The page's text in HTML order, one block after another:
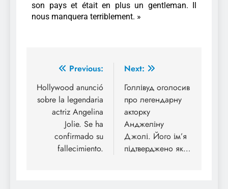
son pays et était en plus un gentleman. Il
nous manquera terriblement. »
Previous:
Hollywood anunció
sobre la legendaria
actriz Angelina
Jolie. Se ha
confirmado su
fallecimiento.
Next:
Голлівуд оголосив
про легендарну
акторку
Анджеліну
Джолі. Його ім’я
підтверджено як…